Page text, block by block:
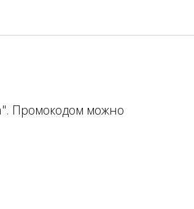
Промокодом можно